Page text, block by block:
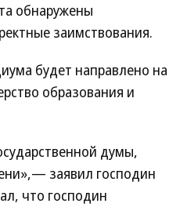
обнаружены
заимствования.
будет направлено на
образования и
думы,
заявил господин
что господин